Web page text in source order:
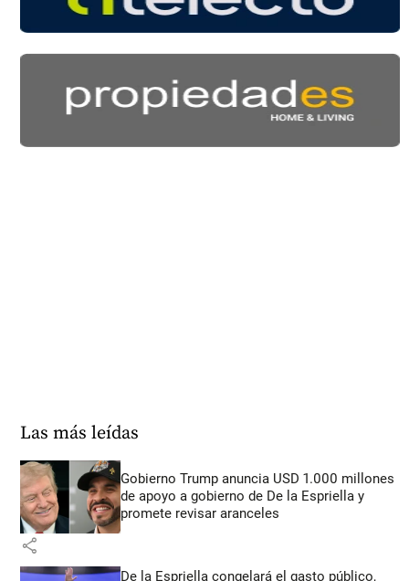
Las más leídas
Gobierno Trump anuncia USD 1.000 millones
de apoyo a gobierno de De la Espriella y
promete revisar aranceles
share
De la Espriella congelará el gasto público,